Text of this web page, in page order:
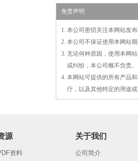
免责声明
1. 本公司密切关注本网站发
2. 本公司不保证使用本网站
3. 无论何种原因，使用本网
或纠纷，本公司概不负责。
4. 本网站可提供的所有产品
疗，以及其他特定的用途
源
资料
关于我们
公司简介